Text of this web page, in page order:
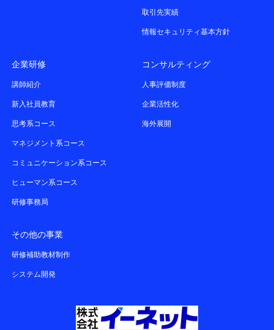
取引先実績
情報セキュリティ基本方針
企業研修
講師紹介
新入社員教育
思考系コース
マネジメント系コース
コミュニケーション系コース
ヒューマン系コース
研修事務局
コンサルティング
人事評価制度
企業活性化
海外展開
その他の事業
研修補助教材制作
システム開発